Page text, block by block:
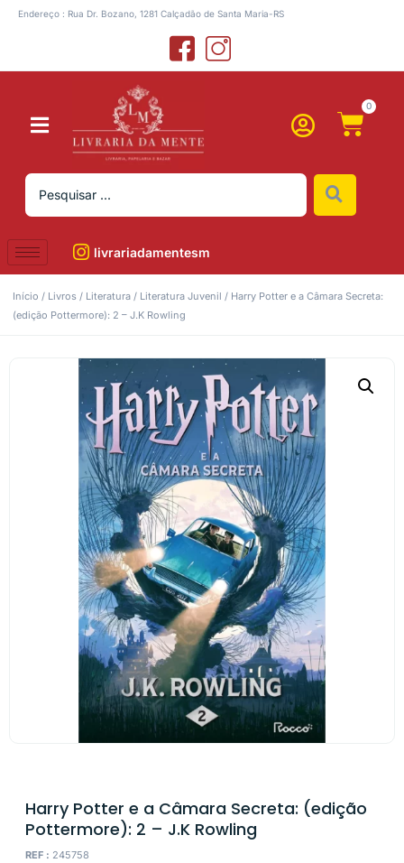
Endereço : Rua Dr. Bozano, 1281 Calçadão de Santa Maria-RS
0
livrariadamentesm
Início / Livros / Literatura / Literatura Juvenil / Harry Potter e a Câmara Secreta:
(edição Pottermore): 2 – J.K Rowling
Harry Potter e a Câmara Secreta: (edição
Pottermore): 2 – J.K Rowling
REF : 245758